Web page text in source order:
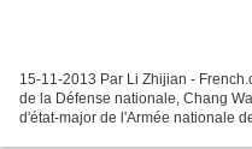
15-11-2013 Par Li Zhijian -
de la Défense nationale, Chang
d'état-major de l'Armée nationale